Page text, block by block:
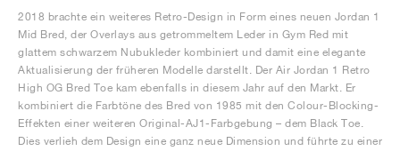
2018 brachte ein weiteres Retro-Design in Form eines neuen Jordan 1
Mid Bred, der Overlays aus getrommeltem Leder in Gym Red mit
glattem schwarzem Nubukleder kombiniert und damit eine elegante
Aktualisierung der früheren Modelle darstellt. Der Air Jordan 1 Retro
High OG Bred Toe kam ebenfalls in diesem Jahr auf den Markt. Er
kombiniert die Farbtöne des Bred von 1985 mit den Colour-Blocking-
Effekten einer weiteren Original-AJ1-Farbgebung – dem Black Toe.
Dies verlieh dem Design eine ganz neue Dimension und führte zu einer